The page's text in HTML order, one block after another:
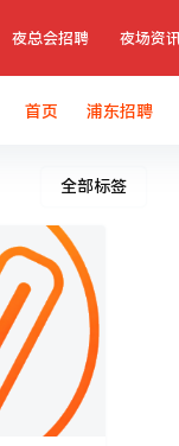
夜总会招聘 夜场资
首页 浦东招聘
全部标签